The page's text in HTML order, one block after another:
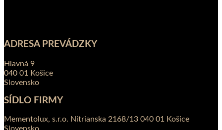
ADRESA PREVÁDZKY
Hlavná 9
040 01 Košice
Slovensko
SÍDLO FIRMY
Mementolux, s.r.o. Nitrianska 2168/13 040 01 Košice